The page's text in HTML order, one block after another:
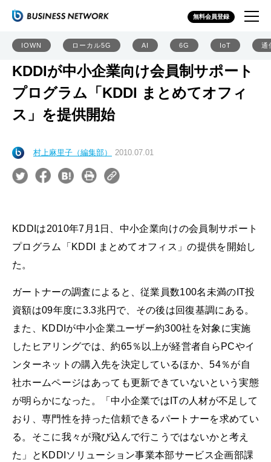
無料会員登録
IOWN ローカル5G AI 6G IoT 通
KDDIが中小企業向け会員制サポート
プログラム「KDDI まとめてオフィ
ス」を提供開始
村上麻里子（編集部） 2010.07.01
KDDIは2010年7月1日、中小企業向けの会員制サポート
プログラム「KDDI まとめてオフィス」の提供を開始し
た。
ガートナーの調査によると、従業員数100名未満のIT投
資額は09年度に3.3兆円で、その後は回復基調にある。
また、KDDIが中小企業ユーザー約300社を対象に実施
したヒアリングでは、約65％以上が経営者自らPCやイ
ンターネットの購入先を決定しているほか、54％が自
社ホームページはあっても更新できていないという実態
が明らかになった。「中小企業ではITの人材が不足して
おり、専門性を持った信頼できるパートナーを求めてい
る。そこに我々が飛び込んで行こうではないかと考え
た」とKDDIソリューション事業本部サービス企画部課